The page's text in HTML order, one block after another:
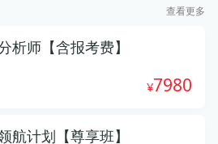
查看更多
析师【含报考费】
7980
航计划【尊享班】